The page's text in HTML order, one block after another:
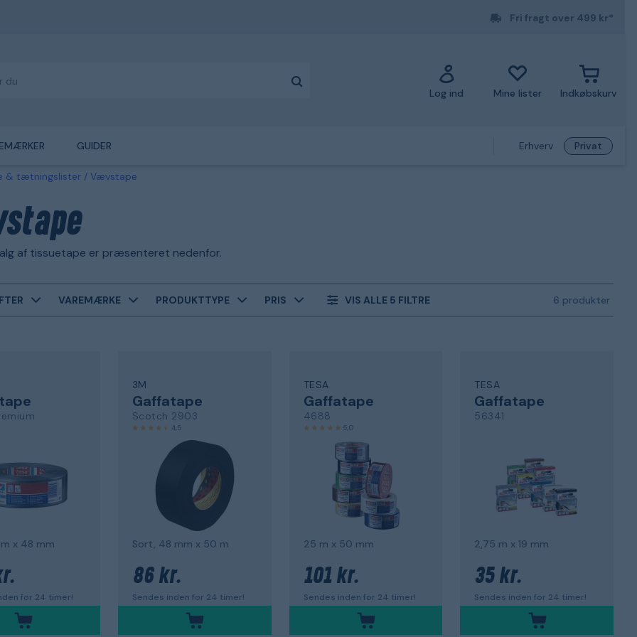
Fri fragt over 499 kr*
Log ind Mine lister Indkøbskurv
GUIDER Erhverv Privat
& tætningslister Vævstape
af tissuetape er præsenteret nedenfor.
VAREMÆRKE PRODUKTTYPE PRIS VIS ALLE 5 FILTRE 6 produkter
x 48 mm
for 24 timer!
3M
Gaffatape
Scotch 2903
4,5
Sort, 48 mm x 50 m
86 kr.
Sendes inden for 24 timer!
TESA
Gaffatape
4688
5,0
25 m x 50 mm
101 kr.
Sendes inden for 24 timer!
TESA
Gaffatape
56341
2,75 m x 19 mm
35 kr.
Sendes inden for 24 timer!